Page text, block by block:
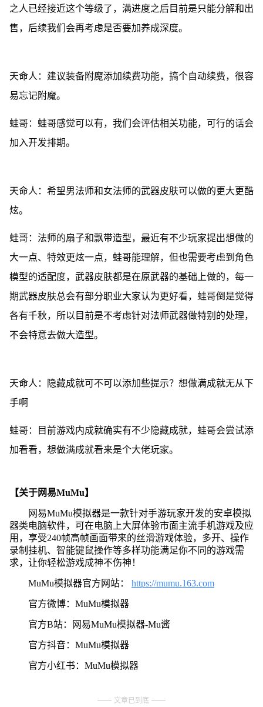
之人已经接近这个等级了，满进度之后目前是只能分解和出
售，后续我们会再考虑是否要加养成深度。
天命人：建议装备附魔添加续费功能，搞个自动续费，很容
易忘记附魔。
蛙哥：蛙哥感觉可以有，我们会评估相关功能，可行的话会
加入开发排期。
天命人：希望男法师和女法师的武器皮肤可以做的更大更酷
炫。
蛙哥：法师的扇子和飘带造型，最近有不少玩家提出想做的
大一点、特效更炫一点，蛙哥能理解，但也需要考虑到角色
模型的适配度，武器皮肤都是在原武器的基础上做的，每一
期武器皮肤总会有部分职业大家认为更好看，蛙哥倒是觉得
各有千秋，所以目前是不考虑针对法师武器做特别的处理，
不会特意去做大造型。
天命人：隐藏成就可不可以添加些提示？想做满成就无从下
手啊
蛙哥：目前游戏内成就确实有不少隐藏成就，蛙哥会尝试添
加看看，想做满成就看来是个大佬玩家。
【关于网易MuMu】
网易MuMu模拟器是一款针对手游玩家开发的安卓模拟
器类电脑软件，可在电脑上大屏体验市面主流手机游戏及应
用，享受240帧高帧画面带来的丝滑游戏体验，多开、操作
录制挂机、智能键鼠操作等多样功能满足你不同的游戏需
求，让你轻松游戏成神不伤神！
MuMu模拟器官方网站： https://mumu.163.com
官方微博：MuMu模拟器
官方B站：网易MuMu模拟器-Mu酱
官方抖音：MuMu模拟器
官方小红书：MuMu模拟器
文章已到底